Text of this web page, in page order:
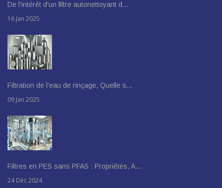
De l'intérêt d'un filtre autonettoyant d…
16 Jan 2025
Filtration de l'eau de rinçage, Quelle s…
09 Jan 2025
Filtres en PES sans PFAS : Propriétés, A…
24 Déc 2024